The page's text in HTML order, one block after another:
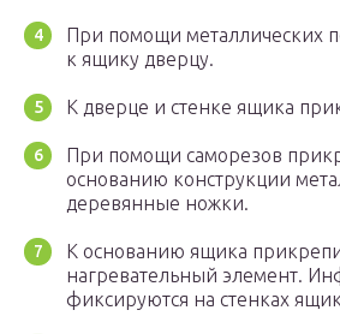
При помощи металлических
к ящику дверцу.
К дверце и стенке ящика
При помощи саморезов
основанию конструкции
деревянные ножки.
К основанию ящика
нагревательный элемент.
фиксируются на стенках